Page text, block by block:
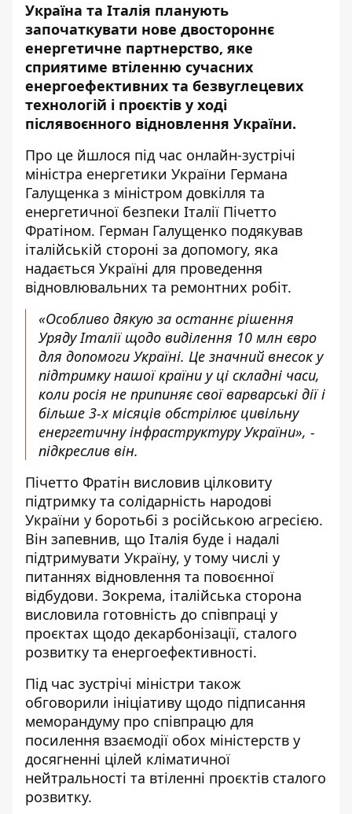
Україна та Італія планують
започаткувати нове двостороннє
енергетичне партнерство, яке
сприятиме втіленню сучасних
енергоефективних та безвуглецевих
технологій і проєктів у ході
післявоєнного відновлення України.
Про це йшлося під час онлайн-зустрічі
міністра енергетики України Германа
Галущенка з міністром довкілля та
енергетичної безпеки Італії Пічетто
Фратіном. Герман Галущенко подякував
італійській стороні за допомогу, яка
надається Україні для проведення
відновлювальних та ремонтних робіт.
«Особливо дякую за останнє рішення
Уряду Італії щодо виділення 10 млн євро
для допомоги Україні. Це значний внесок у
підтримку нашої країни у ці складні часи,
коли росія не припиняє свої варварські дії і
більше 3-х місяців обстрілює цивільну
енергетичну інфраструктуру України», -
підкреслив він.
Пічетто Фратін висловив цілковиту
підтримку та солідарність народові
України у боротьбі з російською агресією.
Він запевнив, що Італія буде і надалі
підтримувати Україну, у тому числі у
питаннях відновлення та повоєнної
відбудови. Зокрема, італійська сторона
висловила готовність до співпраці у
проєктах щодо декарбонізації, сталого
розвитку та енергоефективності.
Під час зустрічі міністри також
обговорили ініціативу щодо підписання
меморандуму про співпрацю для
посилення взаємодії обох міністерств у
досягненні цілей кліматичної
нейтральності та втіленні проєктів сталого
розвитку.